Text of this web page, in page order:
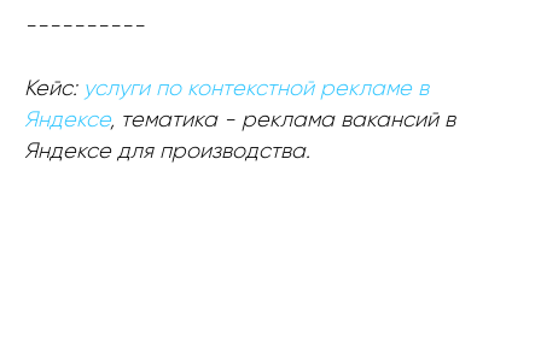
----------
Кейс: услуги по контекстной рекламе в
Яндексе, тематика - реклама вакансий в
Яндексе для производства.